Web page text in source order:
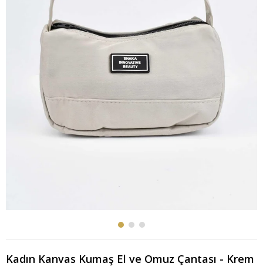
Kadın Kanvas Kumaş El ve Omuz Çantası - Krem